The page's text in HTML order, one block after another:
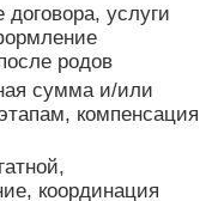
договора, услуги
родов
сумма и/или
компенсация
координация